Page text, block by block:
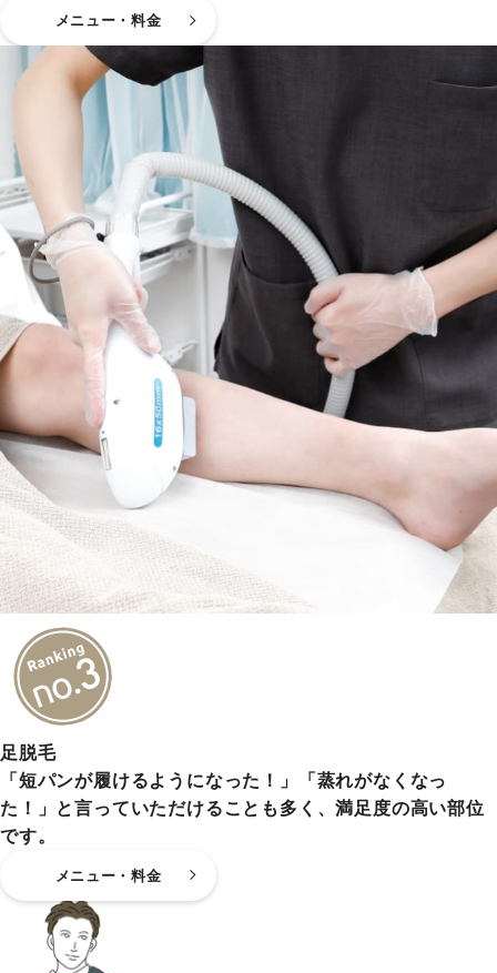
メニュー・料金
足脱毛
「短パンが履けるようになった！」「蒸れがなくなっ
た！」と言っていただけることも多く、満足度の高い部位
です。
メニュー・料金